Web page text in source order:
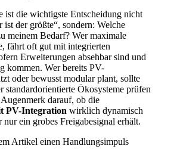
ist die wichtigste Entscheidung nicht
ist der größte“, sondern: Welche
meinem Bedarf? Wer maximale
fährt oft gut mit integrierten
Erweiterungen absehbar sind und
kommen. Wer bereits PV-
oder bewusst modular plant, sollte
standardorientierte Ökosysteme prüfen
darauf, ob die
PV-Integration wirklich dynamisch
nur ein grobes Freigabesignal erhält.
Artikel einen Handlungsimpuls